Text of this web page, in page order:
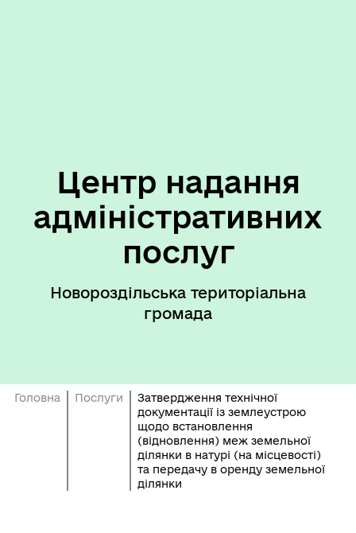
Центр надання
адміністративних
послуг
Новороздільська територіальна
громада
Головна Послуги
Затвердження технічної
документації із землеустрою
щодо встановлення
(відновлення) меж земельної
ділянки в натурі (на місцевості)
та передачу в оренду земельної
ділянки